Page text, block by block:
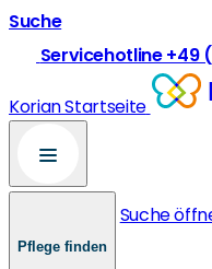
Suche
Servicehotline +49
Korian Startseite
Pflege finden
Suche